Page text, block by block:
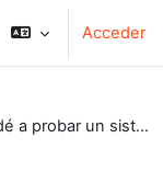
Acceder
Testing de Software. Aprendé a probar un sistema.